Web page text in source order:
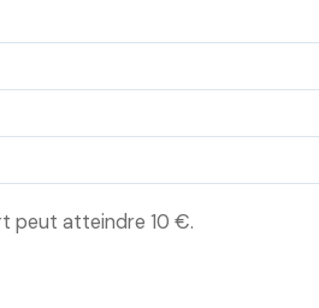
peut atteindre 10 €.